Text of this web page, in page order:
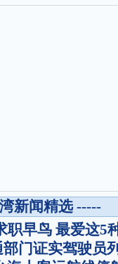
新闻精选 -----
职早鸟 最爱这5
门证实驾驶员